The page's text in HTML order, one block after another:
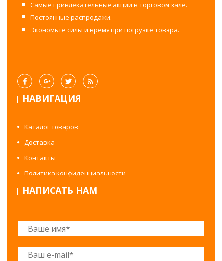
Самые привлекательные акции в торговом зале.
Постоянные распродажи.
Экономьте силы и время при погрузке товара.
НАВИГАЦИЯ
Каталог товаров
Доставка
Контакты
Политика конфиденциальности
НАПИСАТЬ НАМ